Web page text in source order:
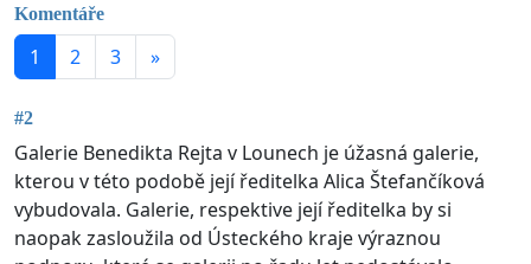
Komentáře
1 2 3 »
#2
Galerie Benedikta Rejta v Lounech je úžasná galerie,
kterou v této podobě její ředitelka Alica Štefančíková
vybudovala. Galerie, respektive její ředitelka by si
naopak zasloužila od Ústeckého kraje výraznou